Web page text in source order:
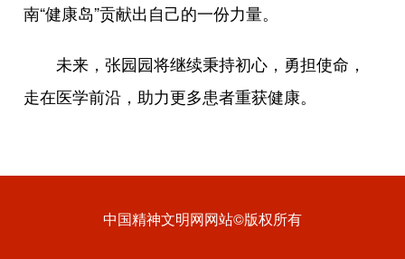
南“健康岛”贡献出自己的一份力量。
未来，张园园将继续秉持初心，勇担使命，
走在医学前沿，助力更多患者重获健康。
中国精神文明网网站©版权所有